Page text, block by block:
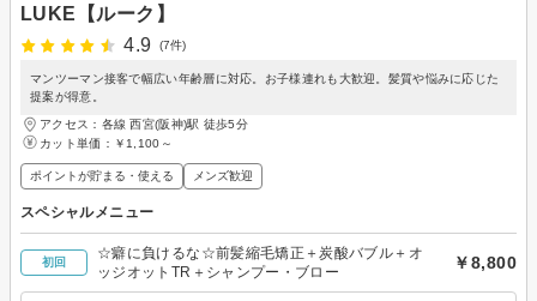
LUKE【ルーク】
4.9
(7件)
マンツーマン接客で幅広い年齢層に対応。お子様連れも大歓迎。髪質や悩みに応じた
提案が得意。
アクセス：各線 西宮(阪神)駅 徒歩5分
カット単価： ￥1,100～
ポイントが貯まる・使える メンズ歓迎
スペシャルメニュー
初回
☆癖に負けるな☆前髪縮毛矯正＋炭酸バブル＋オ
ッジオットTR＋シャンプー・ブロー
￥8,800